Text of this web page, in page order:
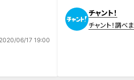
目も
2020/06/17 19:00
チャント！
チャント！調べ